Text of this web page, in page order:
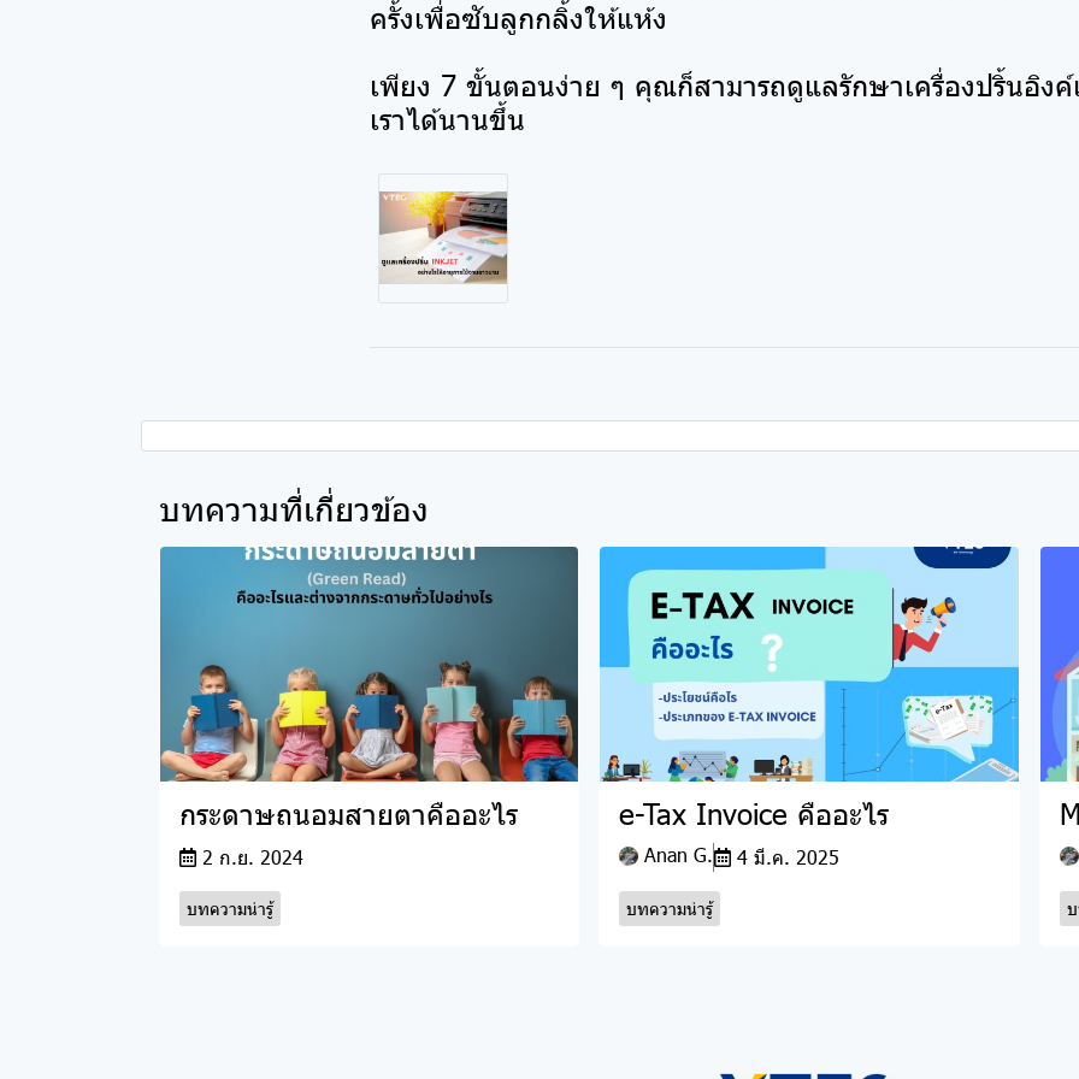
ครั้งเพื่อซับลูกกลิ้งให้แห้ง
เพียง 7 ขั้นตอนง่าย ๆ คุณก็สามารถดูแลรักษาเครื่องปริ้นอิง
เราได้นานขึ้น
บทความที่เกี่ยวข้อง
กระดาษถนอมสายตาคืออะไร
2 ก.ย. 2024
บทความน่ารู้
e-Tax Invoice คืออะไร
Anan G. 4 มี.ค. 2025
บทความน่ารู้